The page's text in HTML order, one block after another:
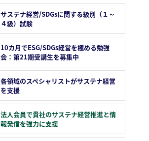
サステナ経営/SDGsに関する級別（１～
４級）試験
10カ月でESG/SDGs経営を極める勉強
会：第21期受講生を募集中
各領域のスペシャリストがサステナ経営
を支援
法人会員で貴社のサステナ経営推進と情
報発信を強力に支援